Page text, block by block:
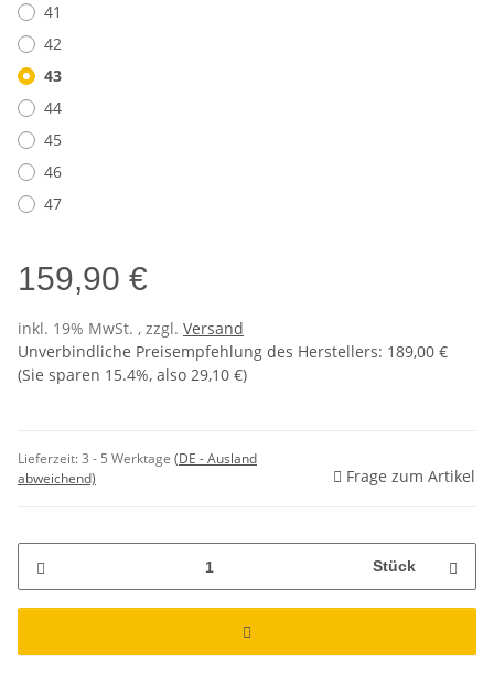
41
42
43
44
45
46
47
159,90 €
inkl. 19% MwSt. , zzgl. Versand
Unverbindliche Preisempfehlung des Herstellers: 189,00 €
(Sie sparen 15.4%, also 29,10 €)
Lieferzeit:3 - 5 Werktage (DE - Ausland
abweichend)
Frage zum Artikel
Stück